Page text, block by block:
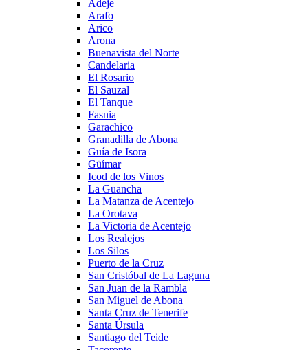
Adeje
Arafo
Arico
Arona
Buenavista del Norte
Candelaria
El Rosario
El Sauzal
El Tanque
Fasnia
Garachico
Granadilla de Abona
Guía de Isora
Güímar
Icod de los Vinos
La Guancha
La Matanza de Acentejo
La Orotava
La Victoria de Acentejo
Los Realejos
Los Silos
Puerto de la Cruz
San Cristóbal de La Laguna
San Juan de la Rambla
San Miguel de Abona
Santa Cruz de Tenerife
Santa Úrsula
Santiago del Teide